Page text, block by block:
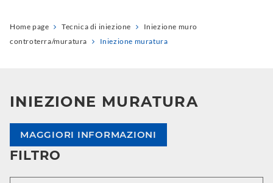
Home page Tecnica di iniezione
Iniezione muro
controterra/muratura
Iniezione muratura
INIEZIONE MURATURA
MAGGIORI INFORMAZIONI
FILTRO